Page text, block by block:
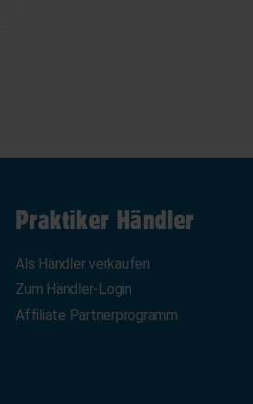
Praktiker Händler
Als Händler verkaufen
Zum Händler-Login
Affiliate Partnerprogramm